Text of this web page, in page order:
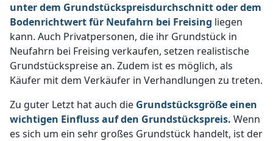
unter dem Grundstückspreisdurchschnitt oder dem
Bodenrichtwert für Neufahrn bei Freising liegen
kann. Auch Privatpersonen, die ihr Grundstück in
Neufahrn bei Freising verkaufen, setzen realistische
Grundstückspreise an. Zudem ist es möglich, als
Käufer mit dem Verkäufer in Verhandlungen zu treten.
Zu guter Letzt hat auch die Grundstücksgröße einen
wichtigen Einfluss auf den Grundstückspreis. Wenn
es sich um ein sehr großes Grundstück handelt, ist der